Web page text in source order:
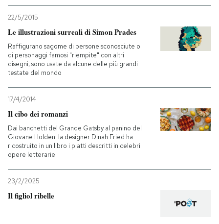
AREA PERSONALE
Entra
22/5/2015
Le illustrazioni surreali di Simon Prades
Raffigurano sagome di persone sconosciute o
di personaggi famosi "riempite" con altri
disegni, sono usate da alcune delle più grandi
testate del mondo
17/4/2014
Il cibo dei romanzi
Dai banchetti del Grande Gatsby al panino del
Giovane Holden: la designer Dinah Fried ha
ricostruito in un libro i piatti descritti in celebri
opere letterarie
23/2/2025
Il figliol ribelle